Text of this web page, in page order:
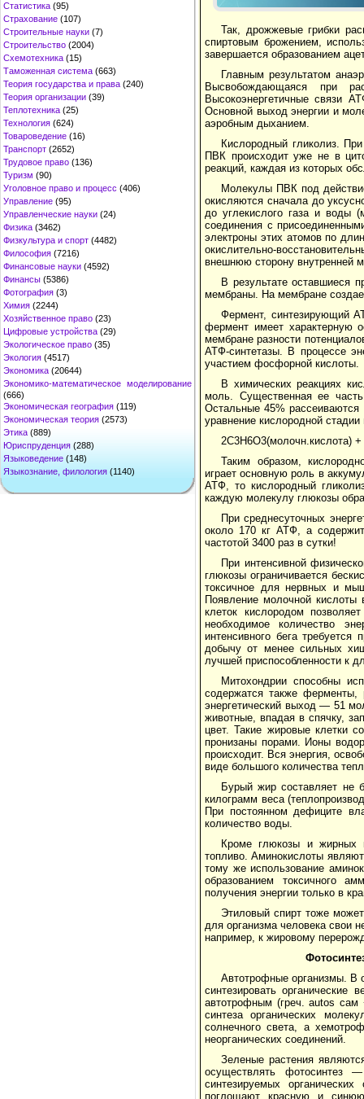
Статистика (95)
Страхование (107)
Строительные науки (7)
Строительство (2004)
Схемотехника (15)
Таможенная система (663)
Теория государства и права (240)
Теория организации (39)
Теплотехника (25)
Технология (624)
Товароведение (16)
Транспорт (2652)
Трудовое право (136)
Туризм (90)
Уголовное право и процесс (406)
Управление (95)
Управленческие науки (24)
Физика (3462)
Физкультура и спорт (4482)
Философия (7216)
Финансовые науки (4592)
Финансы (5386)
Фотография (3)
Химия (2244)
Хозяйственное право (23)
Цифровые устройства (29)
Экологическое право (35)
Экология (4517)
Экономика (20644)
Экономико-математическое моделирование
(666)
Экономическая география (119)
Экономическая теория (2573)
Этика (889)
Юриспруденция (288)
Языковедение (148)
Языкознание, филология (1140)
Так, дрожжевые грибки
спиртовым брожением,
завершается образованием
Главным результатом
Высвобождающаяся при
Высокоэнергетичные связи
Основной выход энергии и
аэробным дыханием.
Кислородный гликолиз.
ПВК происходит уже не в
реакций, каждая из которых
Молекулы ПВК под
окисляются сначала до
до углекислого газа и воды
соединения с
электроны этих атомов по
окислительно-
внешнюю сторону внутренней
В результате оставшиеся
мембраны. На мембране
Фермент, синтезирующий
фермент имеет характерную
мембране разности
АТФ-синтетазы. В процессе
участием фосфорной кислоты.
В химических реакциях
моль. Существенная ее
Остальные 45%
уравнение кислородной
Таким образом,
играет основную роль в
АТФ, то кислородный
каждую молекулу глюкозы
При среднесуточных
около 170 кг АТФ, а
частотой 3400 раз в сутки!
При интенсивной
глюкозы ограничивается
токсичное для нервных и
Появление молочной
клеток кислородом
необходимое количество
интенсивного бега
добычу от менее сильных
лучшей приспособленности к
Митохондрии способны
содержатся также
энергетический выход — 51
животные, впадая в спячку,
цвет. Такие жировые клетки
пронизаны порами. Ионы
происходит. Вся энергия,
виде большого количества
Бурый жир составляет не
килограмм веса
При постоянном дефиците
количество воды.
Кроме глюкозы и жирных
топливо. Аминокислоты
тому же использование
образованием токсичного
получения энергии только в
Этиловый спирт тоже
для организма человека свои
например, к жировому
Автотрофные организмы. В
синтезировать органические
автотрофным (греч. autos сам
синтеза органических
солнечного света, а
неорганических соединений.
Зеленые растения
осуществлять фотосинтез
синтезируемых
поглощают красную и